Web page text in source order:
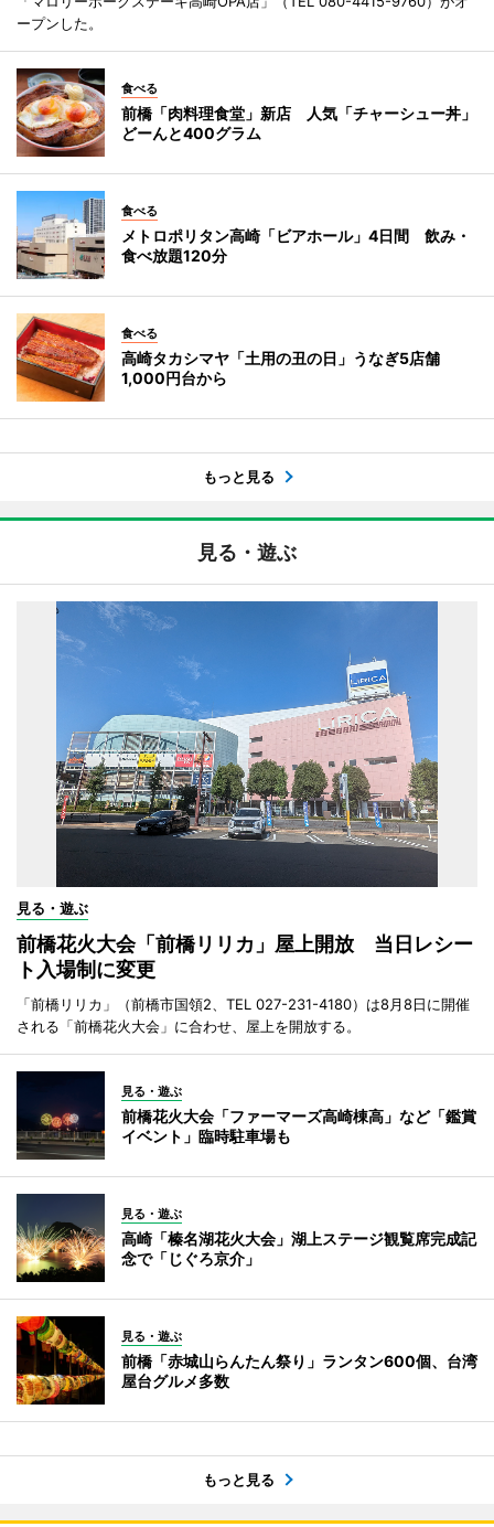
ープンした。
食べる
前橋「肉料理食堂」新店 人気「チャーシュー丼」
どーんと400グラム
食べる
メトロポリタン高崎「ビアホール」4日間 飲み・
食べ放題120分
食べる
高崎タカシマヤ「土用の丑の日」うなぎ5店舗
1,000円台から
もっと見る
見る・遊ぶ
見る・遊ぶ
前橋花火大会「前橋リリカ」屋上開放 当日レシー
ト入場制に変更
「前橋リリカ」（前橋市国領2、TEL 027-231-4180）は8月8日に開催
される「前橋花火大会」に合わせ、屋上を開放する。
見る・遊ぶ
前橋花火大会「ファーマーズ高崎棟高」など「鑑賞
イベント」臨時駐車場も
見る・遊ぶ
高崎「榛名湖花火大会」湖上ステージ観覧席完成記
念で「じぐろ京介」
見る・遊ぶ
前橋「赤城山らんたん祭り」ランタン600個、台湾
屋台グルメ多数
もっと見る